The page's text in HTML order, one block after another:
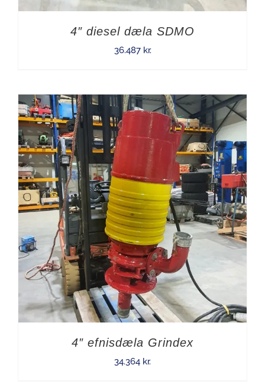
4″ diesel dæla SDMO
36.487 kr.
4″ efnisdæla Grindex
34.364 kr.